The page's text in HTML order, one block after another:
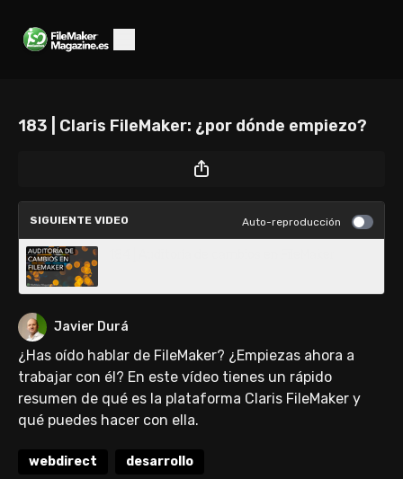
183 | Claris FileMaker: ¿por dónde empiezo?
SIGUIENTE VIDEO Auto-reproducción
Javier Durá
¿Has oído hablar de FileMaker? ¿Empiezas ahora a
trabajar con él? En este vídeo tienes un rápido
resumen de qué es la plataforma Claris FileMaker y
qué puedes hacer con ella.
webdirect desarrollo